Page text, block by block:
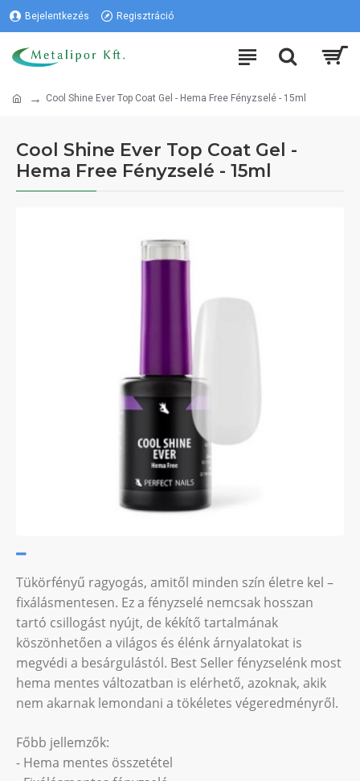
Bejelentkezés Regisztráció
Cool Shine Ever Top Coat Gel - Hema Free Fényzselé - 15ml
Cool Shine Ever Top Coat Gel -
Hema Free Fényzselé - 15ml
Tükörfényű ragyogás, amitől minden szín életre kel –
fixálásmentesen. Ez a fényzselé nemcsak hosszan
tartó csillogást nyújt, de kékítő tartalmának
köszönhetően a világos és élénk árnyalatokat is
megvédi a besárgulástól. Best Seller fényzselénk most
hema mentes változatban is elérhető, azoknak, akik
nem akarnak lemondani a tökéletes végeredményről.
Főbb jellemzők:
- Hema mentes összetétel